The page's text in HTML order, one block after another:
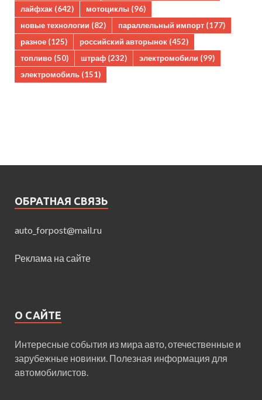
лайфхак (642) мотоциклы (96)
новые технологии (82) параллельный импорт (177)
разное (125) российский авторынок (452)
топливо (50) штраф (232) электромобили (99)
электромобиль (151)
ОБРАТНАЯ СВЯЗЬ
auto_forpost@mail.ru
Реклама на сайте
О САЙТЕ
Интересные события из мира авто, отечественные и
зарубежные новинки. Полезная информация для
автомобилистов.